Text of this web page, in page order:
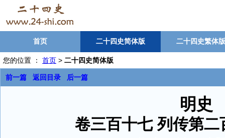
首页 二十四史简体版 二十四史繁体版
您的位置 ： 首页 > 二十四史简体版
前一篇 返回目录 后一篇
明史
卷三百十七 列传第